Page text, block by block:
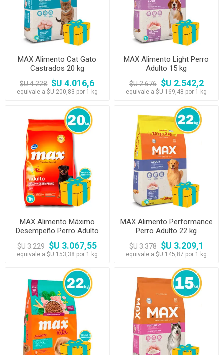
MAX Alimento Cat Gato
Castrados 20 kg
$U 4.228 $U 4.016,6
equivale a $U 200,83 por 1 kg
MAX Alimento Light Perro
Adulto 15 kg
$U 2.676 $U 2.542,2
equivale a $U 169,48 por 1 kg
MAX Alimento Máximo
Desempeño Perro Adulto
20kg
$U 3.229 $U 3.067,55
equivale a $U 153,38 por 1 kg
MAX Alimento Performance
Perro Adulto 22 kg
$U 3.378 $U 3.209,1
equivale a $U 145,87 por 1 kg